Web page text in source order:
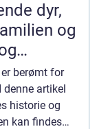
dyr,
og
og
berømt for
artikel
historie og
kan findes